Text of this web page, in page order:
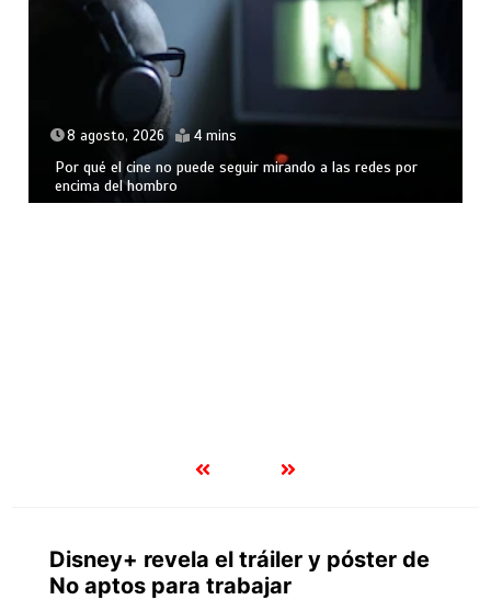
8 agosto, 2026 4 mins
Por qué el cine no puede seguir mirando a las redes por
encima del hombro
Disney+ revela el tráiler y póster de
No aptos para trabajar